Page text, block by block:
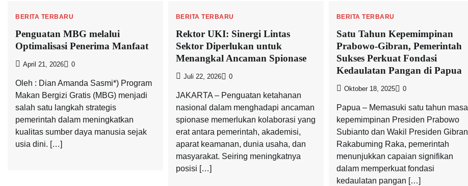
BERITA TERBARU
Penguatan MBG melalui
Optimalisasi Penerima Manfaat
April 21, 2026 0
Oleh : Dian Amanda Sasmi*) Program
Makan Bergizi Gratis (MBG) menjadi
salah satu langkah strategis
pemerintah dalam meningkatkan
kualitas sumber daya manusia sejak
usia dini. […]
BERITA TERBARU
Rektor UKI: Sinergi Lintas
Sektor Diperlukan untuk
Menangkal Ancaman Spionase
Juli 22, 2026 0
JAKARTA – Penguatan ketahanan
nasional dalam menghadapi ancaman
spionase memerlukan kolaborasi yang
erat antara pemerintah, akademisi,
aparat keamanan, dunia usaha, dan
masyarakat. Seiring meningkatnya
posisi […]
BERITA TERBARU
Satu Tahun Kepemimpinan
Prabowo-Gibran, Pemerintah
Sukses Perkuat Fondasi
Kedaulatan Pangan di Papua
Oktober 18, 2025 0
Papua – Memasuki satu tahun masa
kepemimpinan Presiden Prabowo
Subianto dan Wakil Presiden Gibran
Rakabuming Raka, pemerintah
menunjukkan capaian signifikan
dalam memperkuat fondasi
kedaulatan pangan […]